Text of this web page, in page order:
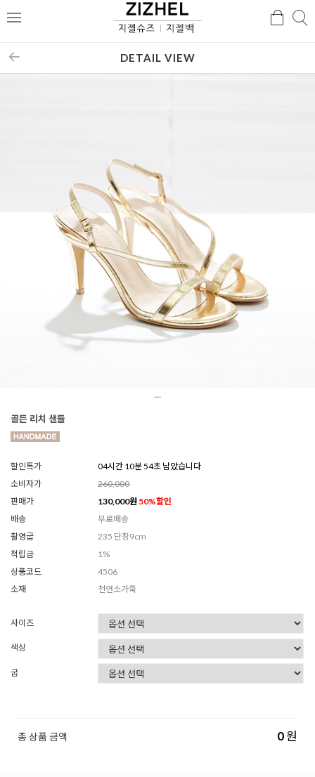
메
검
DETAIL VIEW
골든 리치 샌들
할인특가
04시간 10분 52초 남았습니다
소비자가
260,000
판매가
130,000원 50%할인
배송
무료배송
촬영굽
235 단창9cm
적립금
1%
상품코드
4506
소재
천연소가죽
사이즈
색상
굽
총 상품 금액 0원